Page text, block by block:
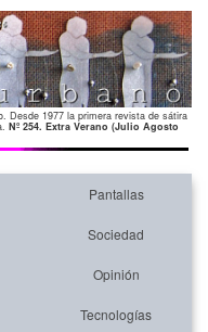
Desde 1977 la primera revista de sátira
Nº 254. Extra Verano (Julio Agosto
Pantallas
Sociedad
Opinión
Tecnologías